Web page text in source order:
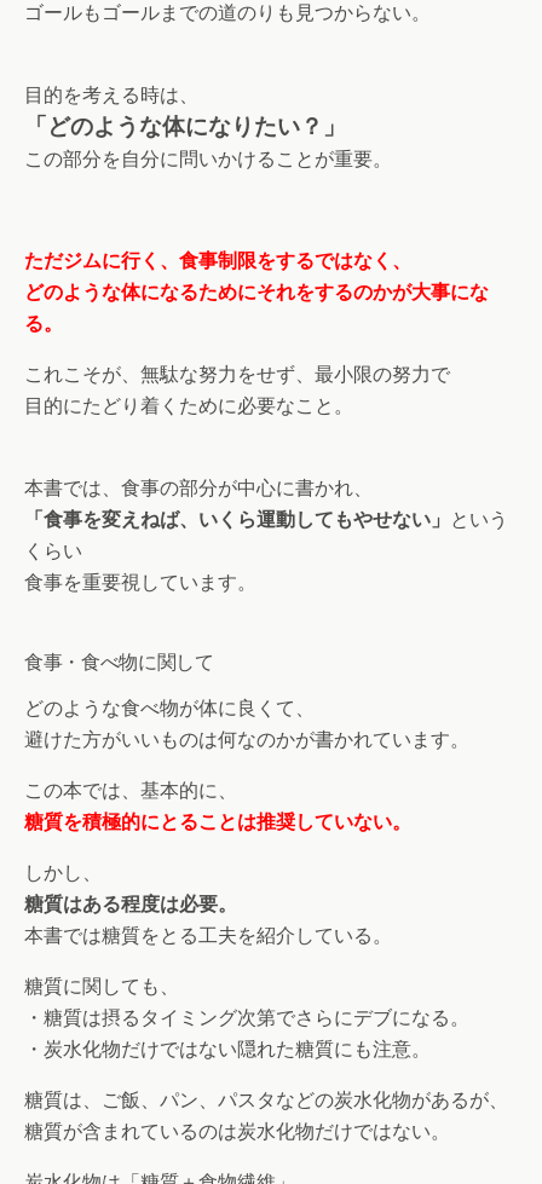
ゴールもゴールまでの道のりも見つからない。
目的を考える時は、
「どのような体になりたい？」
この部分を自分に問いかけることが重要。
ただジムに行く、食事制限をするではなく、
どのような体になるためにそれをするのかが大事にな
る。
これこそが、無駄な努力をせず、最小限の努力で
目的にたどり着くために必要なこと。
本書では、食事の部分が中心に書かれ、
「食事を変えねば、いくら運動してもやせない」 という
くらい
食事を重要視しています。
食事・食べ物に関して
どのような食べ物が体に良くて、
避けた方がいいものは何なのかが書かれています。
この本では、基本的に、
糖質を積極的にとることは推奨していない。
しかし、
糖質はある程度は必要。
本書では糖質をとる工夫を紹介している。
糖質に関しても、
・糖質は摂るタイミング次第でさらにデブになる。
・炭水化物だけではない隠れた糖質にも注意。
糖質は、ご飯、パン、パスタなどの炭水化物があるが、
糖質が含まれているのは炭水化物だけではない。